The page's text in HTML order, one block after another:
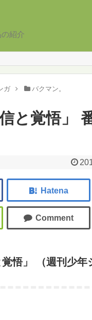
紹介
ガ バクマン。
と覚悟」
悟」 （週刊少